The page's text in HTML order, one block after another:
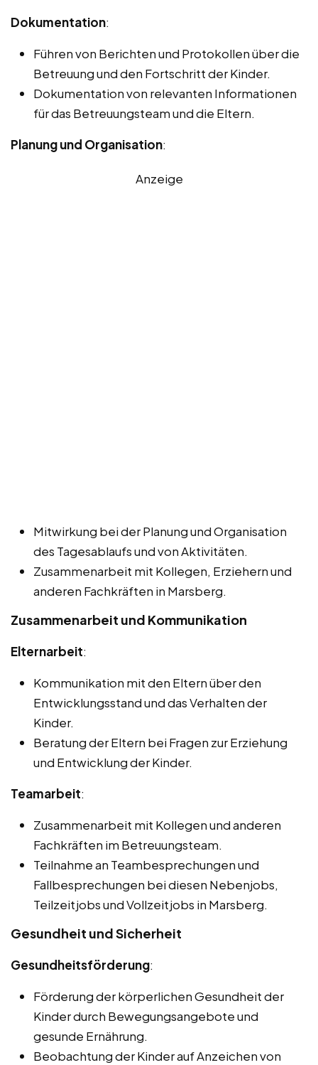
Dokumentation:
Führen von Berichten und Protokollen über die
Betreuung und den Fortschritt der Kinder.
Dokumentation von relevanten Informationen
für das Betreuungsteam und die Eltern.
Planung und Organisation:
Anzeige
Mitwirkung bei der Planung und Organisation
des Tagesablaufs und von Aktivitäten.
Zusammenarbeit mit Kollegen, Erziehern und
anderen Fachkräften in Marsberg.
Zusammenarbeit und Kommunikation
Elternarbeit:
Kommunikation mit den Eltern über den
Entwicklungsstand und das Verhalten der
Kinder.
Beratung der Eltern bei Fragen zur Erziehung
und Entwicklung der Kinder.
Teamarbeit:
Zusammenarbeit mit Kollegen und anderen
Fachkräften im Betreuungsteam.
Teilnahme an Teambesprechungen und
Fallbesprechungen bei diesen Nebenjobs,
Teilzeitjobs und Vollzeitjobs in Marsberg.
Gesundheit und Sicherheit
Gesundheitsförderung:
Förderung der körperlichen Gesundheit der
Kinder durch Bewegungsangebote und
gesunde Ernährung.
Beobachtung der Kinder auf Anzeichen von